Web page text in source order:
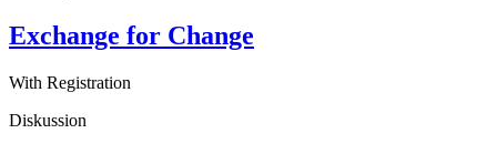
Exchange for Change
With Registration
Diskussion